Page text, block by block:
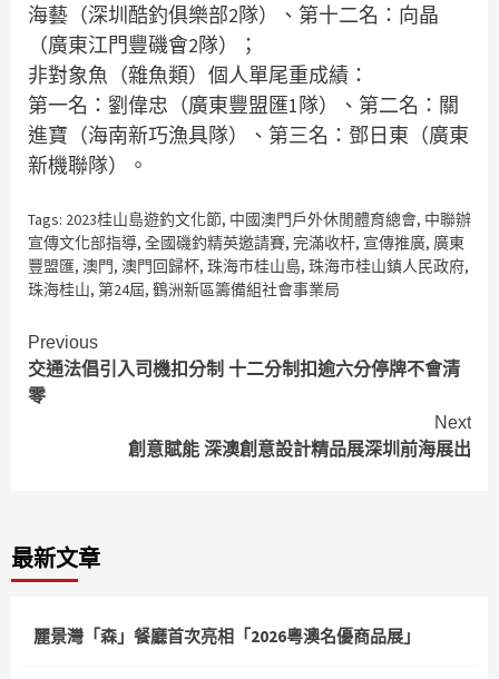
海藝（深圳酷釣俱樂部2隊）、第十二名：向晶
（廣東江門豐磯會2隊）；
非對象魚（雜魚類）個人單尾重成績：
第一名：劉偉忠（廣東豐盟匯1隊）、第二名：關
進寶（海南新巧漁具隊）、第三名：鄧日東（廣東
新機聯隊）。
Tags: 2023桂山島遊釣文化節, 中國澳門戶外休閒體育總會, 中聯辦
宣傳文化部指導, 全國磯釣精英邀請賽, 完滿收杆, 宣傳推廣, 廣東
豐盟匯, 澳門, 澳門回歸杯, 珠海市桂山島, 珠海市桂山鎮人民政府,
珠海桂山, 第24屆, 鶴洲新區籌備組社會事業局
Continue
Reading
Previous
交通法倡引入司機扣分制 十二分制扣逾六分停牌不會清
零
Next
創意賦能 深澳創意設計精品展深圳前海展出
最新文章
麗景灣「森」餐廳首次亮相「2026粵澳名優商品展」